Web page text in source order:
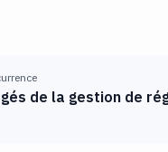
de la gestion de